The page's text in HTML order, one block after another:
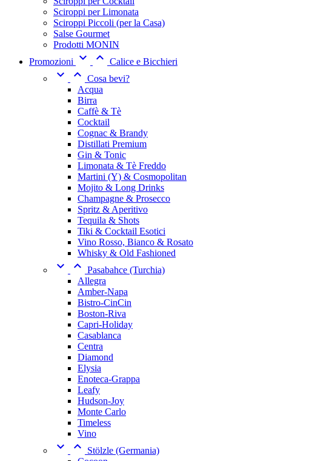
Sciroppi per Limonata
Sciroppi Piccoli (per la Casa)
Salse Gourmet
Prodotti MONIN
Promozioni
  Calice e Bicchieri
  Cosa bevi?
Acqua
Birra
Caffè & Tè
Cocktail
Cognac & Brandy
Distillati Premium
Gin & Tonic
Limonata & Tè Freddo
Martini (Y) & Cosmopolitan
Mojito & Long Drinks
Champagne & Prosecco
Spritz & Aperitivo
Tequila & Shots
Tiki & Cocktail Esotici
Vino Rosso, Bianco & Rosato
Whisky & Old Fashioned
  Pasabahce (Turchia)
Allegra
Amber-Napa
Bistro-CinCin
Boston-Riva
Capri-Holiday
Casablanca
Centra
Diamond
Elysia
Enoteca-Grappa
Leafy
Hudson-Joy
Monte Carlo
Timeless
Vino
 
Stölzle (Germania)